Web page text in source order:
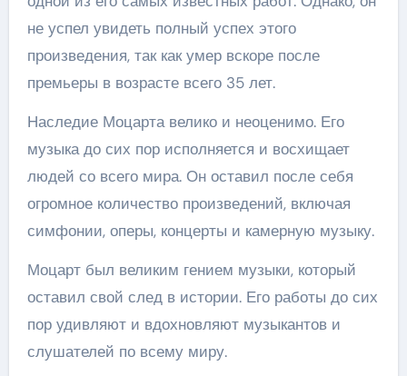
не успел увидеть полный успех этого
произведения, так как умер вскоре после
премьеры в возрасте всего 35 лет.
Наследие Моцарта велико и неоценимо. Его
музыка до сих пор исполняется и восхищает
людей со всего мира. Он оставил после себя
огромное количество произведений, включая
симфонии, оперы, концерты и камерную музыку.
Моцарт был великим гением музыки, который
оставил свой след в истории. Его работы до сих
пор удивляют и вдохновляют музыкантов и
слушателей по всему миру.